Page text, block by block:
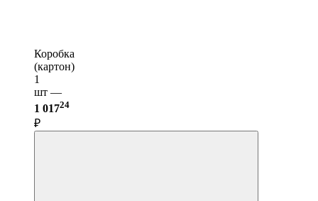
Коробка
(картон)
1
шт —
1 01724
₽